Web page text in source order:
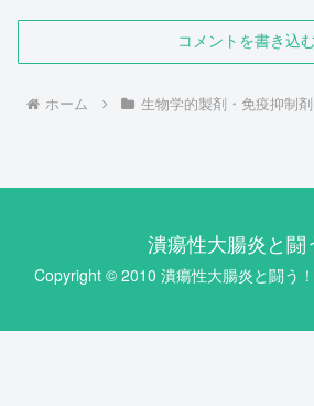
コメントを書き込
ホーム 生物学的製剤・免疫抑制剤
潰瘍性大腸炎と闘
Copyright © 2010 潰瘍性大腸炎と闘う